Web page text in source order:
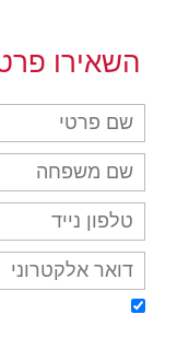
השאירו